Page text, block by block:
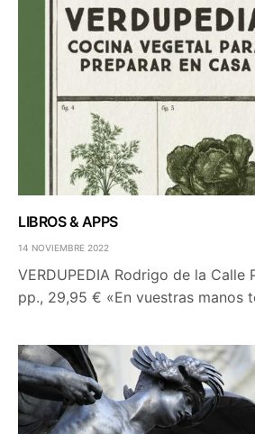
LIBROS & APPS
14 NOVIEMBRE 2022
VERDUPEDIA Rodrigo de la Calle
pp., 29,95 € «En vuestras manos